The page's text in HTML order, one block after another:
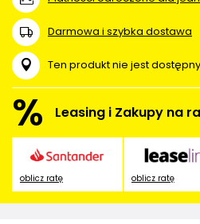
Darmowa i szybka dostawa
Ten produkt nie jest
% Leasing i Zakupy na
oblicz ratę oblicz ratę